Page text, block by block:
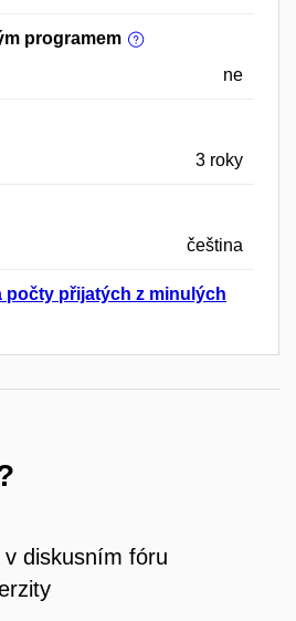
programem
ne
3 roky
čeština
počty přijatých z minulých
diskusním fóru